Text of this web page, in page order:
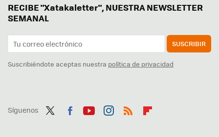
RECIBE "Xatakaletter", NUESTRA NEWSLETTER
SEMANAL
SUSCRIBIR
Suscribiéndote aceptas nuestra política de privacidad
Síguenos